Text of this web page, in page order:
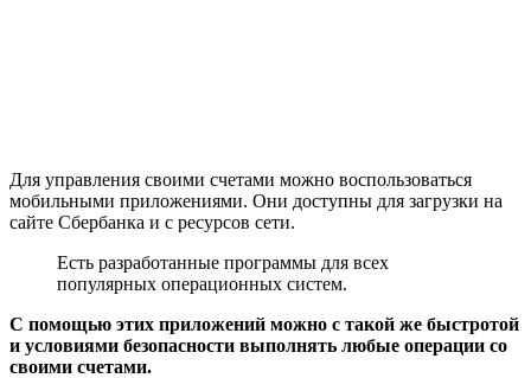
Для управления своими счетами можно воспользоваться
мобильными приложениями. Они доступны для загрузки на
сайте Сбербанка и с ресурсов сети.
Есть разработанные программы для всех
популярных операционных систем.
С помощью этих приложений можно с такой же быстротой
и условиями безопасности выполнять любые операции со
своими счетами.